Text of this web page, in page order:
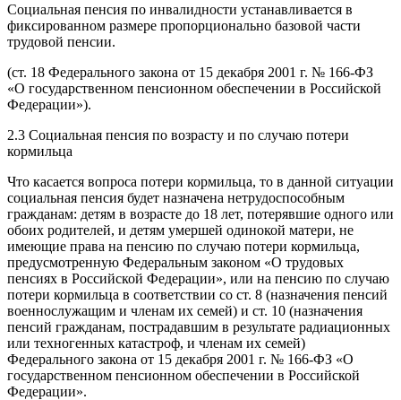
Социальная пенсия по инвалидности устанавливается в
фиксированном размере пропорционально базовой части
трудовой пенсии.
(ст. 18 Федерального закона от 15 декабря 2001 г. № 166-ФЗ
«О государственном пенсионном обеспечении в Российской
Федерации»).
2.3 Социальная пенсия по возрасту и по случаю потери
кормильца
Что касается вопроса потери кормильца, то в данной ситуации
социальная пенсия будет назначена нетрудоспособным
гражданам: детям в возрасте до 18 лет, потерявшие одного или
обоих родителей, и детям умершей одинокой матери, не
имеющие права на пенсию по случаю потери кормильца,
предусмотренную Федеральным законом «О трудовых
пенсиях в Российской Федерации», или на пенсию по случаю
потери кормильца в соответствии со ст. 8 (назначения пенсий
военнослужащим и членам их семей) и ст. 10 (назначения
пенсий гражданам, пострадавшим в результате радиационных
или техногенных катастроф, и членам их семей)
Федерального закона от 15 декабря 2001 г. № 166-ФЗ «О
государственном пенсионном обеспечении в Российской
Федерации».